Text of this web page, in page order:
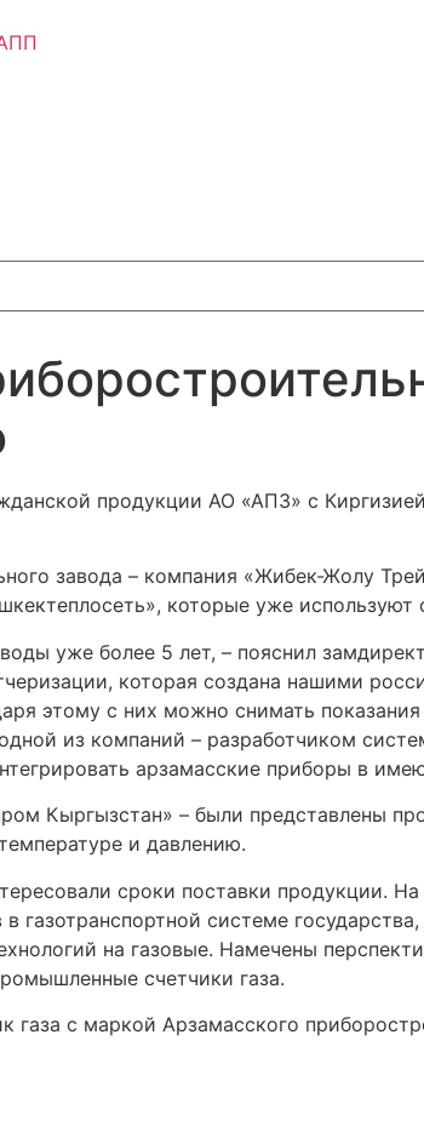
продукции АО «АПЗ» с
завода – компания «Жибек-Жолу
которые уже используют
уже более 5 лет, – пояснил
которая создана нашими
этому с них можно снимать
из компаний – разработчиком
арзамасские приборы в
Кыргызстан» – были представлены
и давлению.
сроки поставки продукции.
газотранспортной системе
на газовые. Намечены
счетчики газа.
газа с маркой Арзамасского